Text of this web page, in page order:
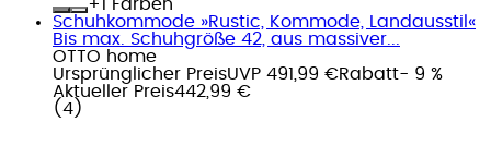
+
Farben
Schuhkommode »Rustic, Kommode, Landausstil«
Bis max. Schuhgröße 42, aus massiver...
OTTO home
Ursprünglicher PreisUVP 491,99 €Rabatt- 9 %
Aktueller Preis442,99 €
( 4 )